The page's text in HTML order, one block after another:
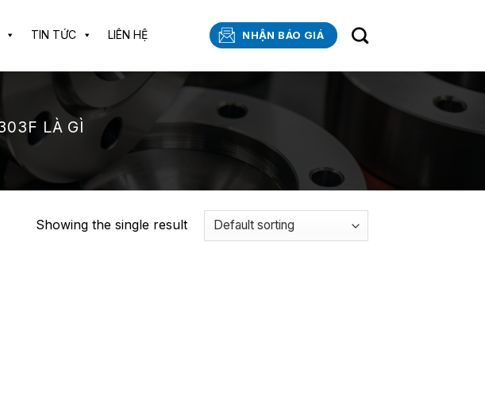
TIN TỨC LIÊN HỆ NHẬN BÁO GIÁ
LÀ GÌ
Showing the single result